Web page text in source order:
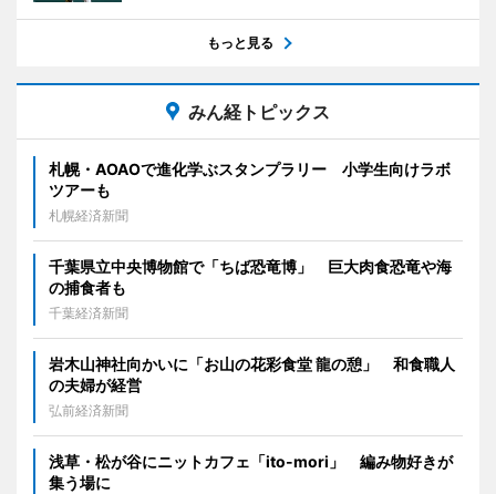
もっと見る
みん経トピックス
札幌・AOAOで進化学ぶスタンプラリー 小学生向けラボ
ツアーも
札幌経済新聞
千葉県立中央博物館で「ちば恐竜博」 巨大肉食恐竜や海
の捕食者も
千葉経済新聞
岩木山神社向かいに「お山の花彩食堂 龍の憩」 和食職人
の夫婦が経営
弘前経済新聞
浅草・松が谷にニットカフェ「ito-mori」 編み物好きが
集う場に